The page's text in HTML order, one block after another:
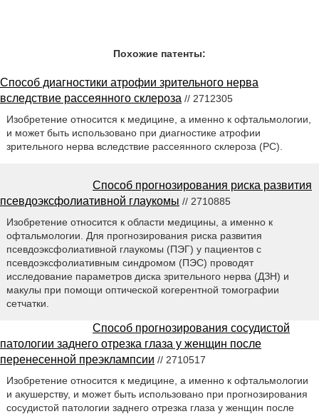
Похожие патенты:
Способ диагностики атрофии зрительного нерва
вследствие рассеянного склероза // 2712305
Изобретение относится к медицине, а именно к офтальмологии,
и может быть использовано при диагностике атрофии
зрительного нерва вследствие рассеянного склероза (РС).
Способ прогнозирования риска развития
псевдоэксфолиативной глаукомы // 2710885
Изобретение относится к области медицины, а именно к
офтальмологии. Для прогнозирования риска развития
псевдоэксфолиативной глаукомы (ПЭГ) у пациентов с
псевдоэксфолиативным синдромом (ПЭС) проводят
исследование параметров диска зрительного нерва (ДЗН) и
макулы при помощи оптической когерентной томографии
сетчатки.
Способ прогнозирования сосудистой
патологии заднего отрезка глаза у женщин после
перенесенной преэклампсии // 2710517
Изобретение относится к медицине, а именно к офтальмологии
и акушерству, и может быть использовано при прогнозирования
сосудистой патологии заднего отрезка глаза у женщин после